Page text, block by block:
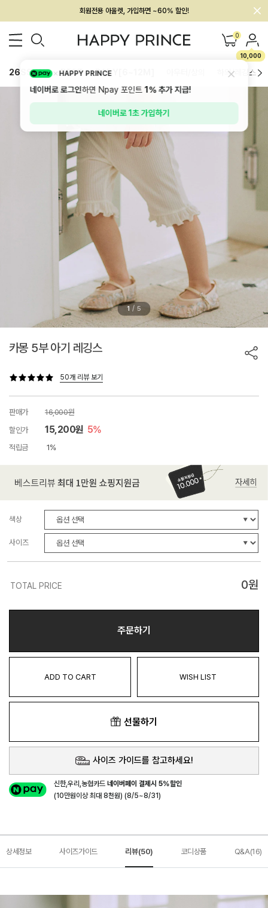
회원전용 아울렛, 가입하면 ~60% 할인!
멤버십 최대 28,000원 혜택 0
10,000
26SS 신상 BEST BABY[6~12M] 하의/레깅스
1 / 5
카몽 5부 아기 레깅스
50개 리뷰 보기
판매가
16,000원
할인가
15,200원 5%
적립금 1%
색상
사이즈
TOTAL PRICE 0원
주문하기
ADD TO CART WISH LIST
선물하기
사이즈 가이드를 참고하세요!
신한,우리,농협카드네이버페이 결제시 5%할인
(10만원이상 최대 8천원) (8/5~8/31)
상세정보 사이즈가이드 리뷰(50) 코디상품 Q&A(16)
HAPPY PRINCE
네이버로 로그인하면 Npay 포인트1%추가 지급!
네이버로 1초 가입하기